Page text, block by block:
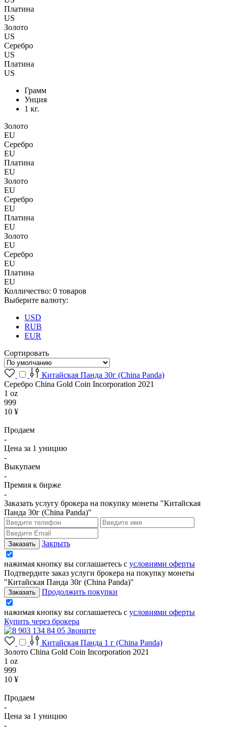
Платина
US
Золото
US
Серебро
US
Платина
US
Грамм
Унция
1 кг.
Золото
EU
Серебро
EU
Платина
EU
Золото
EU
Серебро
EU
Платина
EU
Золото
EU
Серебро
EU
Платина
EU
Колличество: 0 товаров
Выберите валюту:
USD
RUB
EUR
Сортировать
Китайская Панда 30г (China Panda)
Серебро China Gold Coin Incorporation 2021
1 oz
999
10 ¥
Продаем
-
Цена за 1 уницию
-
Выкупаем
-
Премия к бирже
-
Заказать услугу брокера на покупку монеты "Китайская
Панда 30г (China Panda)"
Закрыть
нажимая кнопку вы соглашаетесь с условиями оферты
Подтвердите заказ услуги брокера на покупку монеты
"Китайская Панда 30г (China Panda)"
Продолжить покупки
нажимая кнопку вы соглашаетесь с условиями оферты
Купить через брокера
Звоните
Китайская Панда 1 г (China Panda)
Золото China Gold Coin Incorporation 2021
1 oz
999
10 ¥
Продаем
-
Цена за 1 уницию
-